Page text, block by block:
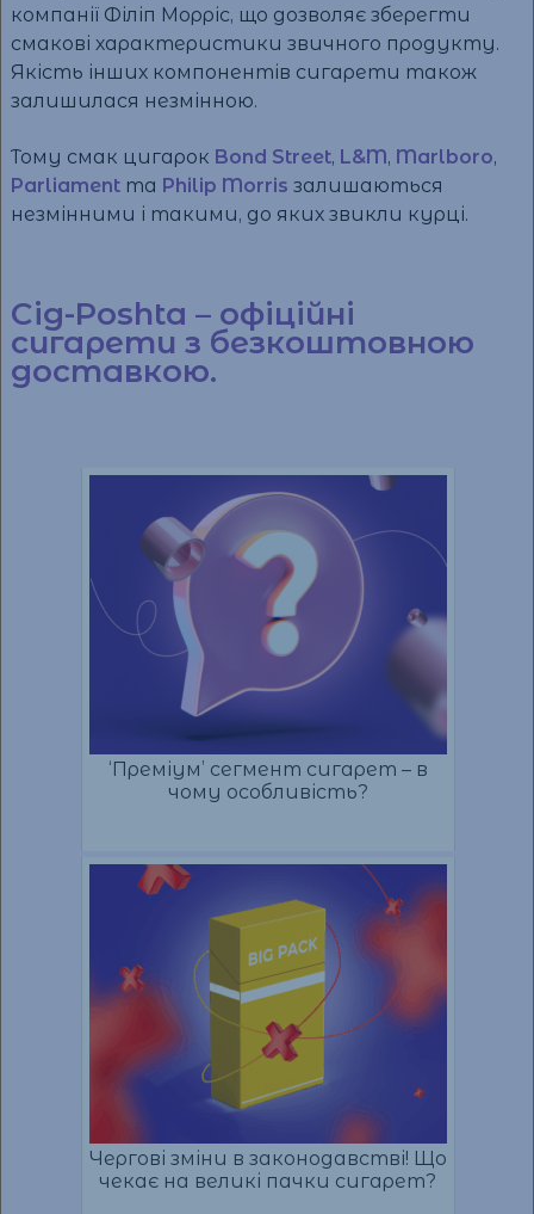
компанії Філіп Морріс, що дозволяє зберегти
смакові характеристики звичного продукту.
Якість інших компонентів сигарети також
залишилася незмінною.
Тому смак цигарок Bond Street, L&M, Marlboro,
Parliament та Philip Morris залишаються
незмінними і такими, до яких звикли курці.
Cig-Poshta – офіційні
сигарети з безкоштовною
доставкою.
‘Преміум’ сегмент сигарет – в
чому особливість?
Чергові зміни в законодавстві! Що
чекає на великі пачки сигарет?